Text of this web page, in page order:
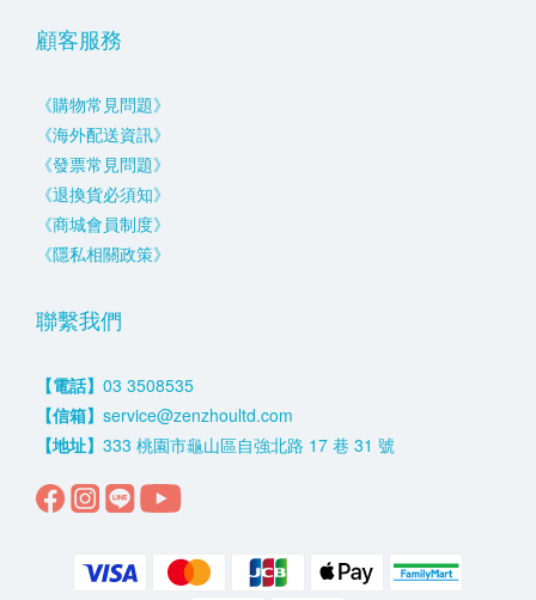
顧客服務
《購物常見問題》
《海外配送資訊》
《發票常見問題》
《退換貨必須知》
《商城會員制度》
《隱私相關政策》
聯繫我們
【電話】 03 3508535
【信箱】 service@zenzhoultd.com
【地址】 333 桃園市龜山區自強北路 17 巷 31 號